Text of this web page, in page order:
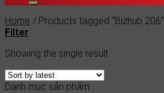
Home / Products tagged “Bizhub 206”
Filter
Showing the single result
Danh mục sản phẩm